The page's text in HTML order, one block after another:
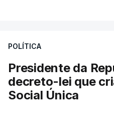
POLÍTICA
Presidente da
decreto-lei que
Social Única